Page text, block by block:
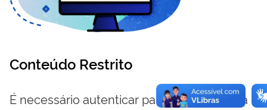
Conteúdo Restrito
É necessário autenticar para visualizar essa